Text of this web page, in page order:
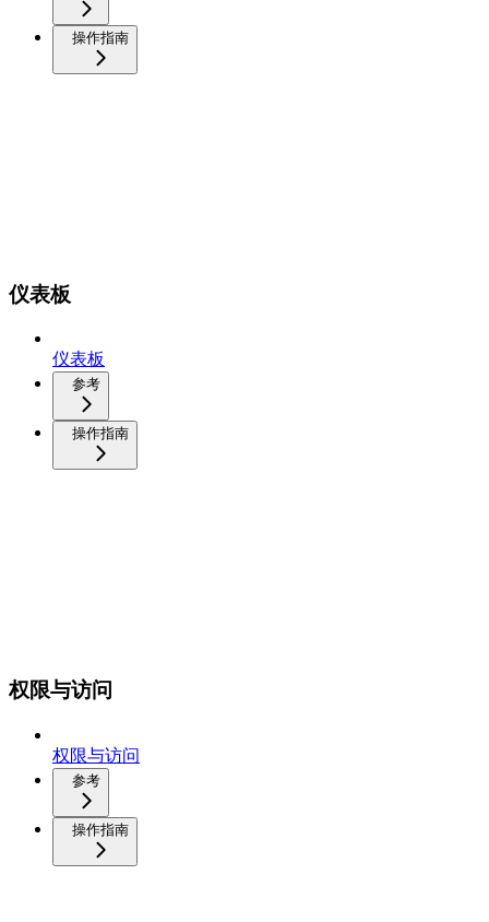
操作指南
仪表板
仪表板
参考
操作指南
权限与访问
权限与访问
参考
操作指南